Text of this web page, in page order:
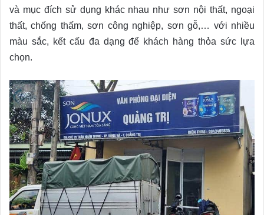
và mục đích sử dụng khác nhau như sơn nội thất, ngoại
thất, chống thấm, sơn công nghiệp, sơn gỗ,… với nhiều
màu sắc, kết cấu đa dạng để khách hàng thỏa sức lựa
chọn.